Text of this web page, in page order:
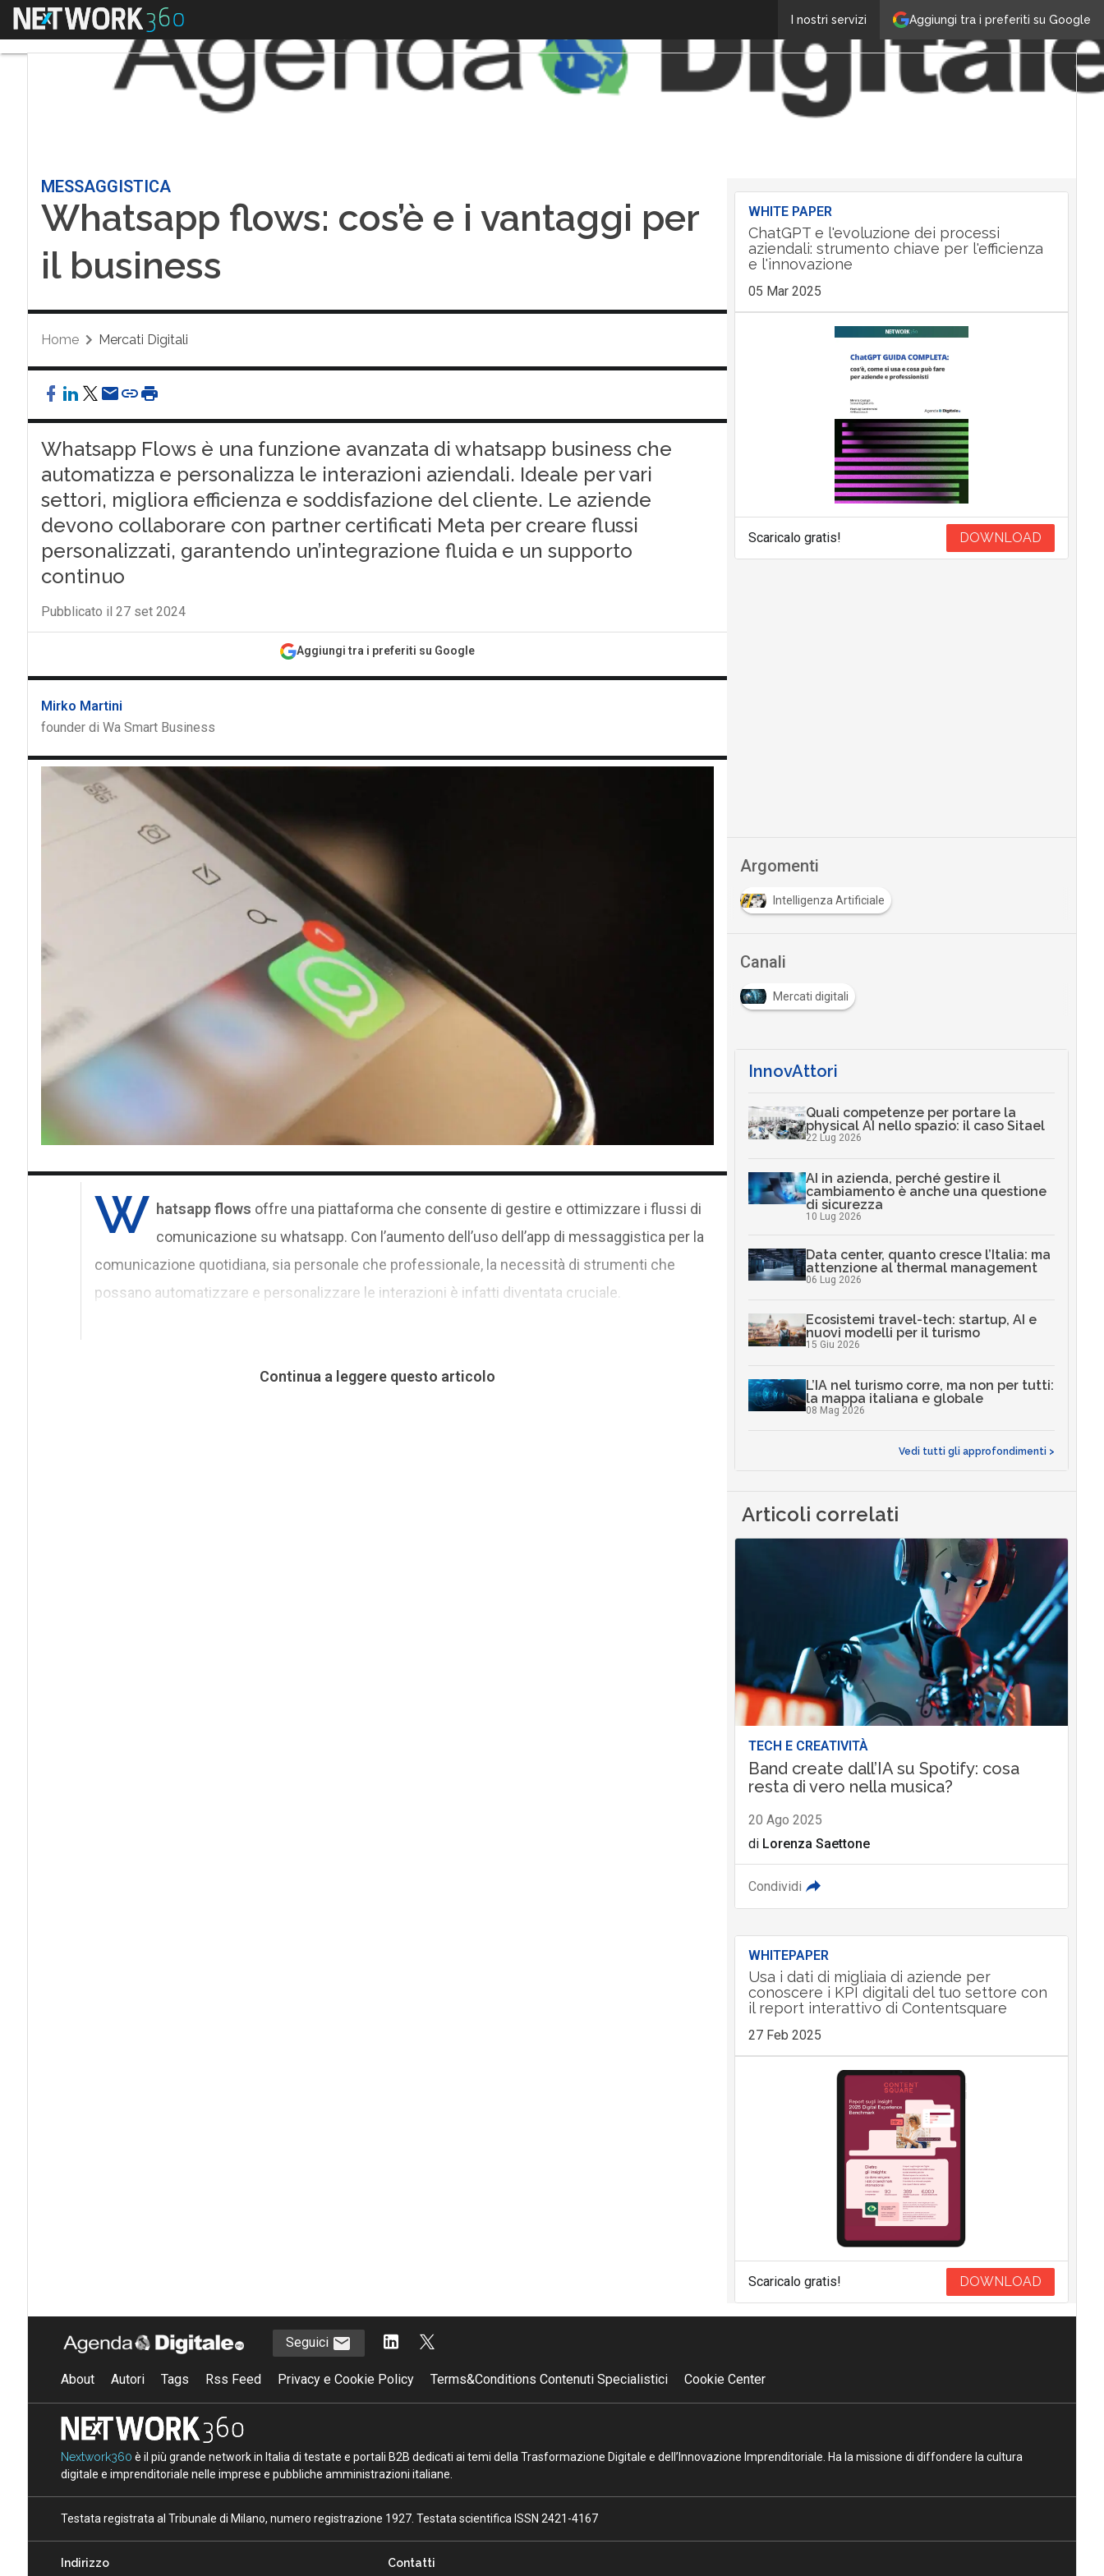
Aggiungi tra i preferiti su Google
I nostri servizi
Menu
MESSAGGISTICA
Whatsapp flows: cos’è e i vantaggi per
il business
Home Mercati Digitali
Whatsapp Flows è una funzione avanzata di whatsapp business che
automatizza e personalizza le interazioni aziendali. Ideale per vari
settori, migliora efficienza e soddisfazione del cliente. Le aziende
devono collaborare con partner certificati Meta per creare flussi
personalizzati, garantendo un’integrazione fluida e un supporto
continuo
Pubblicato il 27 set 2024
Aggiungi tra i preferiti su Google
Mirko Martini
founder di Wa Smart Business
W hatsapp flows offre una piattaforma che consente di gestire e ottimizzare i flussi di
comunicazione su whatsapp. Con l’aumento dell’uso dell’app di messaggistica per la
comunicazione quotidiana, sia personale che professionale, la necessità di strumenti che
possano automatizzare e personalizzare le interazioni è infatti diventata cruciale.
Continua a leggere questo articolo
WHITE PAPER
ChatGPT e l'evoluzione dei processi
aziendali: strumento chiave per l'efficienza
e l'innovazione
05 Mar 2025
Scaricalo gratis! DOWNLOAD
Argomenti
Intelligenza Artificiale
Canali
Mercati digitali
InnovAttori
Quali competenze per portare la
physical AI nello spazio: il caso Sitael
22 Lug 2026
AI in azienda, perché gestire il
cambiamento è anche una questione
di sicurezza
10 Lug 2026
Data center, quanto cresce l’Italia: ma
attenzione al thermal management
06 Lug 2026
Ecosistemi travel-tech: startup, AI e
nuovi modelli per il turismo
15 Giu 2026
L’IA nel turismo corre, ma non per tutti:
la mappa italiana e globale
08 Mag 2026
Vedi tutti gli approfondimenti >
Articoli correlati
TECH E CREATIVITÀ
Band create dall’IA su Spotify: cosa
resta di vero nella musica?
20 Ago 2025
di Lorenza Saettone
Condividi
WHITEPAPER
Usa i dati di migliaia di aziende per
conoscere i KPI digitali del tuo settore con
il report interattivo di Contentsquare
27 Feb 2025
Scaricalo gratis! DOWNLOAD
Seguici
About Autori Tags Rss Feed Privacy e Cookie Policy Terms&Conditions Contenuti Specialistici Cookie Center
Nextwork360 è il più grande network in Italia di testate e portali B2B dedicati ai temi della Trasformazione Digitale e dell’Innovazione Imprenditoriale. Ha la missione di diffondere la cultura
digitale e imprenditoriale nelle imprese e pubbliche amministrazioni italiane.
Testata registrata al Tribunale di Milano, numero registrazione 1927. Testata scientifica ISSN 2421-4167
Indirizzo Contatti